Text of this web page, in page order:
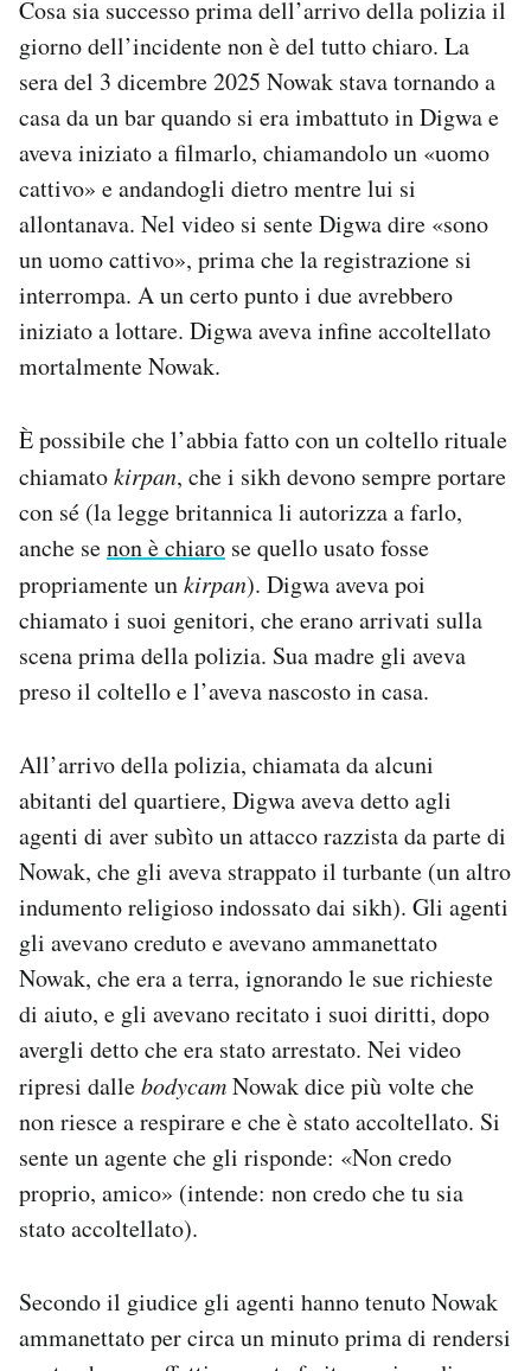
Cosa sia successo prima dell’arrivo della polizia il
giorno dell’incidente non è del tutto chiaro. La
sera del 3 dicembre 2025 Nowak stava tornando a
casa da un bar quando si era imbattuto in Digwa e
aveva iniziato a filmarlo, chiamandolo un «uomo
cattivo» e andandogli dietro mentre lui si
allontanava. Nel video si sente Digwa dire «sono
un uomo cattivo», prima che la registrazione si
interrompa. A un certo punto i due avrebbero
iniziato a lottare. Digwa aveva infine accoltellato
mortalmente Nowak.
È possibile che l’abbia fatto con un coltello rituale
chiamatokirpan, che i sikh devono sempre portare
con sé (la legge britannica li autorizza a farlo,
anche senon è chiaro se quello usato fosse
propriamente unkirpan). Digwa aveva poi
chiamato i suoi genitori, che erano arrivati sulla
scena prima della polizia. Sua madre gli aveva
preso il coltello e l’aveva nascosto in casa.
All’arrivo della polizia, chiamata da alcuni
abitanti del quartiere, Digwa aveva detto agli
agenti di aver subìto un attacco razzista da parte di
Nowak, che gli aveva strappato il turbante (un altro
indumento religioso indossato dai sikh). Gli agenti
gli avevano creduto e avevano ammanettato
Nowak, che era a terra, ignorando le sue richieste
di aiuto, e gli avevano recitato i suoi diritti, dopo
avergli detto che era stato arrestato. Nei video
ripresi dallebodycamNowak dice più volte che
non riesce a respirare e che è stato accoltellato. Si
sente un agente che gli risponde: «Non credo
proprio, amico» (intende: non credo che tu sia
stato accoltellato).
Secondo il giudice gli agenti hanno tenuto Nowak
ammanettato per circa un minuto prima di rendersi